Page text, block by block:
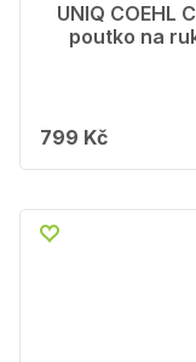
UNIQ COEHL
poutko na
799 Kč